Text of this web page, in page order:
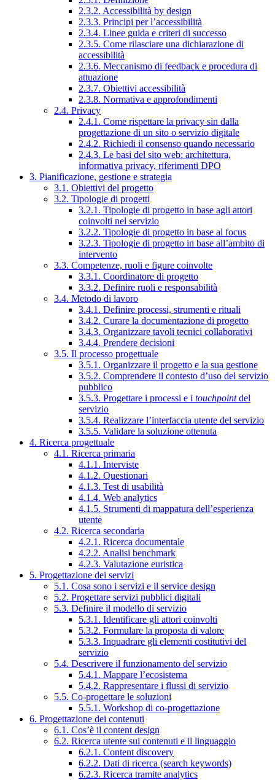
2.3.2. Accessibilità by design
2.3.3. Principi per l’accessibilità
2.3.4. Linee guida e criteri di successo
2.3.5. Come rilasciare una dichiarazione di
accessibilità
2.3.6. Meccanismo di feedback e procedura di
attuazione
2.3.7. Obiettivi accessibilità
2.3.8. Normativa e approfondimenti
2.4. Privacy
2.4.1. Come rispettare la privacy sin dalla
progettazione di un sito o servizio digitale
2.4.2. Richiedi il consenso quando necessario
2.4.3. Le basi del sito web: architettura,
informativa privacy, riferimenti DPO
3. Pianificazione, gestione e strategia
3.1. Obiettivi del progetto
3.2. Tipologie di progetti
3.2.1. Tipologie di progetto in base agli attori
coinvolti nel servizio
3.2.2. Tipologie di progetto in base al focus
3.2.3. Tipologie di progetto in base all’ambito di
intervento
3.3. Competenze, ruoli e figure coinvolte
3.3.1. Coordinatore di progetto
3.3.2. Definire ruoli e responsabilità
3.4. Metodo di lavoro
3.4.1. Definire processi, strumenti e rituali
3.4.2. Curare la documentazione di progetto
3.4.3. Organizzare tavoli tecnici collaborativi
3.4.4. Prendere decisioni
3.5. Il processo progettuale
3.5.1. Organizzare il progetto e la sua gestione
3.5.2. Comprendere il contesto d’uso del servizio
pubblico
3.5.3. Progettare i processi e i touchpointdel
servizio
3.5.4. Realizzare l’interfaccia utente del servizio
3.5.5. Validare la soluzione ottenuta
4. Ricerca progettuale
4.1. Ricerca primaria
4.1.1. Interviste
4.1.2. Questionari
4.1.3. Test di usabilità
4.1.4. Web analytics
4.1.5. Strumenti di mappatura dell’esperienza
utente
4.2. Ricerca secondaria
4.2.1. Ricerca documentale
4.2.2. Analisi benchmark
4.2.3. Valutazione euristica
5. Progettazione dei servizi
5.1. Cosa sono i servizi e il service design
5.2. Progettare servizi pubblici digitali
5.3. Definire il modello di servizio
5.3.1. Identificare gli attori coinvolti
5.3.2. Formulare la proposta di valore
5.3.3. Inquadrare gli elementi costitutivi del
servizio
5.4. Descrivere il funzionamento del servizio
5.4.1. Mappare l’ecosistema
5.4.2. Rappresentare i flussi di servizio
5.5. Co-progettare le soluzioni
5.5.1. Workshop di co-progettazione
6. Progettazione dei contenuti
6.1. Cos’è il content design
6.2. Ricerca utente sui contenuti e il linguaggio
6.2.1. Content discovery
6.2.2. Dati di ricerca (search keywords)
6.2.3. Ricerca tramite analytics